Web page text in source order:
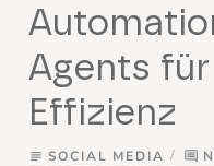
Agents
Effizienz
subject SOCIAL MEDIA comment